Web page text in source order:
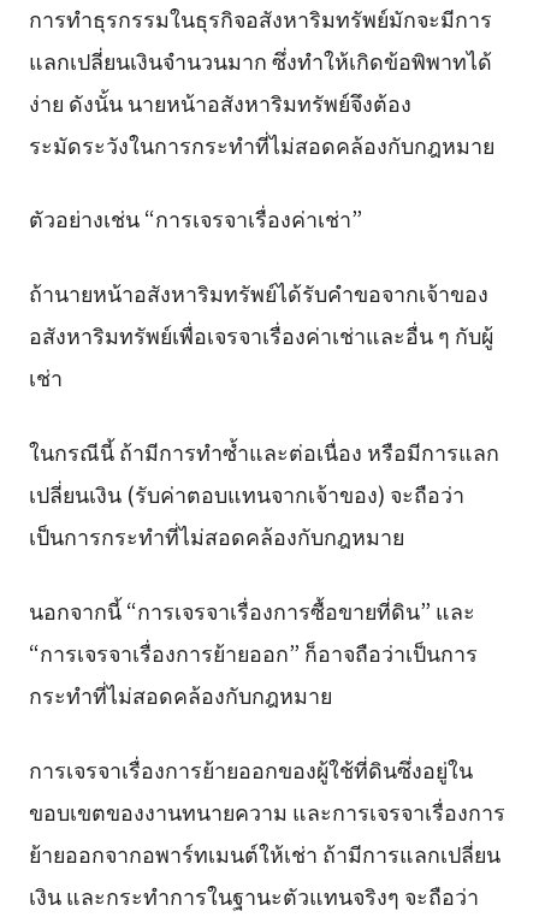
การทำธุรกรรมในธุรกิจอสังหาริมทรัพย์มักจะมีการ
แลกเปลี่ยนเงินจำนวนมาก ซึ่งทำให้เกิดข้อพิพาทได้
ง่าย ดังนั้น นายหน้าอสังหาริมทรัพย์จึงต้อง
ระมัดระวังในการกระทำที่ไม่สอดคล้องกับกฎหมาย
ตัวอย่างเช่น “การเจรจาเรื่องค่าเช่า”
ถ้านายหน้าอสังหาริมทรัพย์ได้รับคำขอจากเจ้าของ
อสังหาริมทรัพย์เพื่อเจรจาเรื่องค่าเช่าและอื่น ๆ กับผู้
เช่า
ในกรณีนี้ ถ้ามีการทำซ้ำและต่อเนื่อง หรือมีการแลก
เปลี่ยนเงิน (รับค่าตอบแทนจากเจ้าของ) จะถือว่า
เป็นการกระทำที่ไม่สอดคล้องกับกฎหมาย
นอกจากนี้ “การเจรจาเรื่องการซื้อขายที่ดิน” และ
“การเจรจาเรื่องการย้ายออก” ก็อาจถือว่าเป็นการ
กระทำที่ไม่สอดคล้องกับกฎหมาย
การเจรจาเรื่องการย้ายออกของผู้ใช้ที่ดินซึ่งอยู่ใน
ขอบเขตของงานทนายความ และการเจรจาเรื่องการ
ย้ายออกจากอพาร์ทเมนต์ให้เช่า ถ้ามีการแลกเปลี่ยน
เงิน และกระทำการในฐานะตัวแทนจริงๆ จะถือว่า